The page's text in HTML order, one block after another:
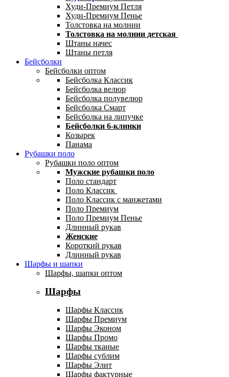
Худи-Премиум Петля
Худи-Премиум Пенье
Толстовка на молнии
Толстовка на молнии детская
Штаны начес
Штаны петля
Бейсболки
Бейсболки оптом
Бейсболка Классик
Бейсболка велюр
Бейсболка полувелюр
Бейсболка Смарт
Бейсболка на липучке
Бейсболки 6-клинки
Козырек
Панама
Рубашки поло
Рубашки поло оптом
Мужские рубашки поло
Поло стандарт
Поло Классик
Поло Классик с манжетами
Поло Премиум
Поло Премиум Пенье
Длинный рукав
Женские
Короткий рукав
Длинный рукав
Шарфы и шапки
Шарфы, шапки оптом
Шарфы
Шарфы Классик
Шарфы Премиум
Шарфы Эконом
Шарфы Промо
Шарфы тканые
Шарфы сублим
Шарфы Элит
Шарфы фактурные